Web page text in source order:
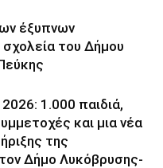
έξυπνων
του Δήμου
1.000 παιδιά,
και μια νέα
της
Δήμο Λυκόβρυσης-